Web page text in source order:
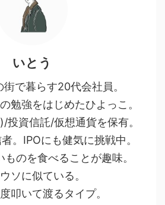
いとう
街で暮らす20代会社員。
勉強をはじめたひよっこ。
投資信託/仮想通貨を保有。
。IPOにも健気に挑戦中。
のを食べることが趣味。
ソに似ている。
叩いて渡るタイプ。